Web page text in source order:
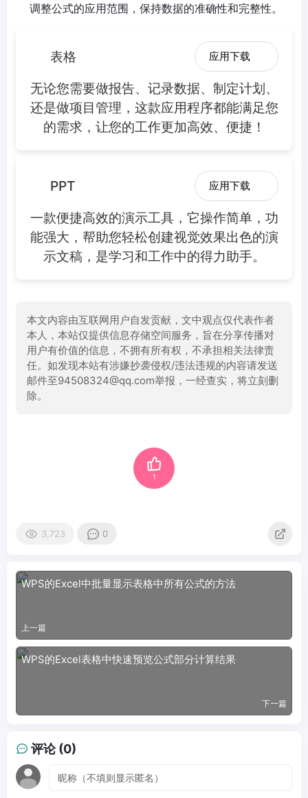
调整公式的应用范围，保持数据的准确性和完整性。
表格 应用下载
无论您需要做报告、记录数据、制定计划、
还是做项目管理，这款应用程序都能满足您
的需求，让您的工作更加高效、便捷！
PPT 应用下载
一款便捷高效的演示工具，它操作简单，功
能强大，帮助您轻松创建视觉效果出色的演
示文稿，是学习和工作中的得力助手。
本文内容由互联网用户自发贡献，文中观点仅代表作者
本人，本站仅提供信息存储空间服务，旨在分享传播对
用户有价值的信息，不拥有所有权，不承担相关法律责
任。如发现本站有涉嫌抄袭侵权/违法违规的内容请发送
邮件至94508324@qq.com举报，一经查实，将立刻删
除。
1
3,723 0
WPS的Excel中批量显示表格中所有公式的方法
上一篇
WPS的Excel表格中快速预览公式部分计算结果
下一篇
评论 (0)